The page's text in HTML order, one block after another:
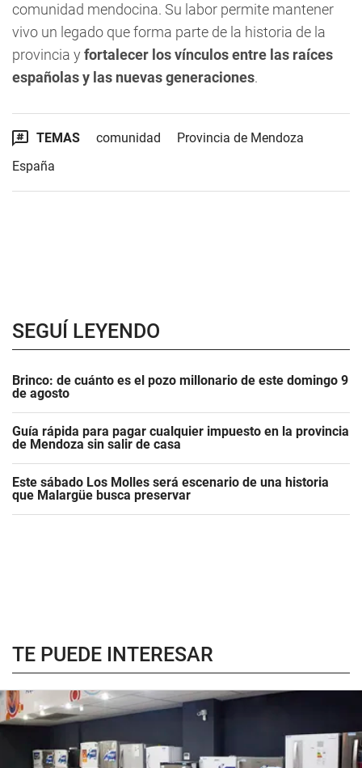
comunidad mendocina. Su labor permite mantener
vivo un legado que forma parte de la historia de la
provincia y fortalecer los vínculos entre las raíces
españolas y las nuevas generaciones.
TEMAS comunidad
Provincia de Mendoza
España
SEGUÍ LEYENDO
Brinco: de cuánto es el pozo millonario de este domingo 9
de agosto
Guía rápida para pagar cualquier impuesto en la provincia
de Mendoza sin salir de casa
Este sábado Los Molles será escenario de una historia
que Malargüe busca preservar
TE PUEDE INTERESAR